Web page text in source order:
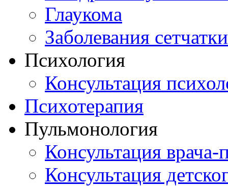
Глаукома
Заболевания сетчатки
Психология
Консультация
Психотерапия
Пульмонология
Консультация врача-
Консультация